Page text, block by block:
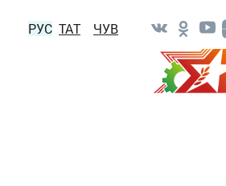
РУС ТАТ ЧУВ